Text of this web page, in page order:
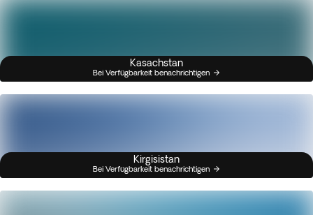
Kasachstan
Bei Verfügbarkeit benachrichtigen
Kirgisistan
Bei Verfügbarkeit benachrichtigen